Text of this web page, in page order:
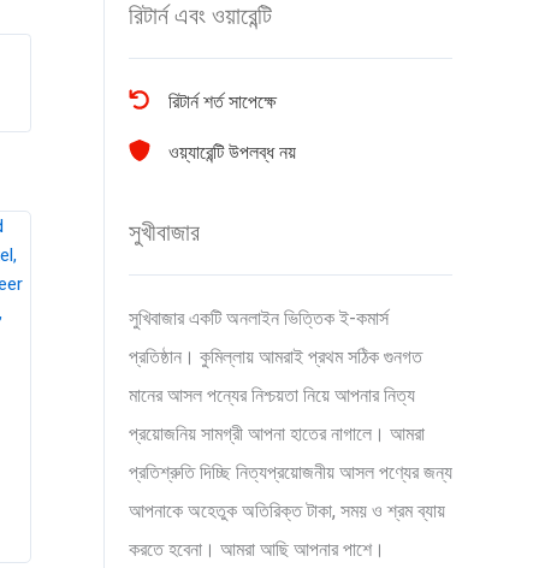
রিটার্ন এবং ওয়ারেন্টি
রিটার্ন শর্ত সাপেক্ষে
ওয়্যারেন্টি উপলব্ধ নয়
সুখীবাজার
সুখিবাজার একটি অনলাইন ভিত্তিক ই-কমার্স
প্রতিষ্ঠান। কুমিল্লায় আমরাই প্রথম সঠিক গুনগত
মানের আসল পন্যের নিশ্চয়তা নিয়ে আপনার নিত্য
প্রয়োজনিয় সামগ্রী আপনা হাতের নাগালে। আমরা
প্রতিশ্রুতি দিচ্ছি নিত্যপ্রয়োজনীয় আসল পণ্যের জন্য
আপনাকে অহেতুক অতিরিক্ত টাকা, সময় ও শ্রম ব্যায়
করতে হবেনা। আমরা আছি আপনার পাশে।